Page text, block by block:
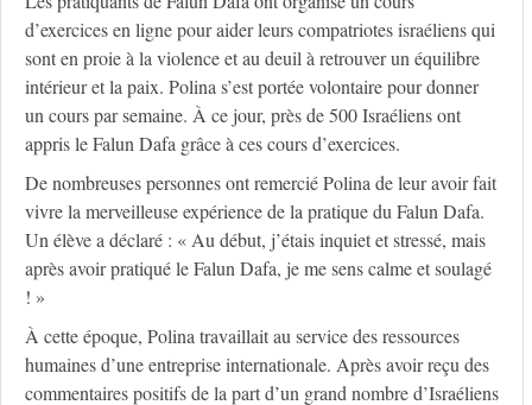
d’exercices en ligne pour aider leurs compatriotes israéliens qui
sont en proie à la violence et au deuil à retrouver un équilibre
intérieur et la paix. Polina s’est portée volontaire pour donner
un cours par semaine. À ce jour, près de 500 Israéliens ont
appris le Falun Dafa grâce à ces cours d’exercices.
De nombreuses personnes ont remercié Polina de leur avoir fait
vivre la merveilleuse expérience de la pratique du Falun Dafa.
Un élève a déclaré : « Au début, j’étais inquiet et stressé, mais
après avoir pratiqué le Falun Dafa, je me sens calme et soulagé
! »
À cette époque, Polina travaillait au service des ressources
humaines d’une entreprise internationale. Après avoir reçu des
commentaires positifs de la part d’un grand nombre d’Israéliens